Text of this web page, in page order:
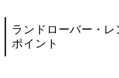
ランドローバー・
ポイント